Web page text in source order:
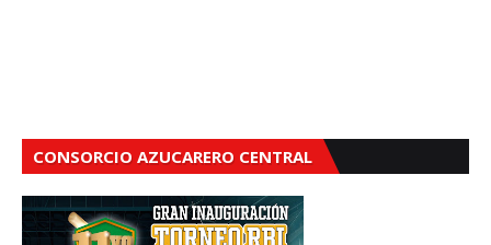
CONSORCIO AZUCARERO CENTRAL